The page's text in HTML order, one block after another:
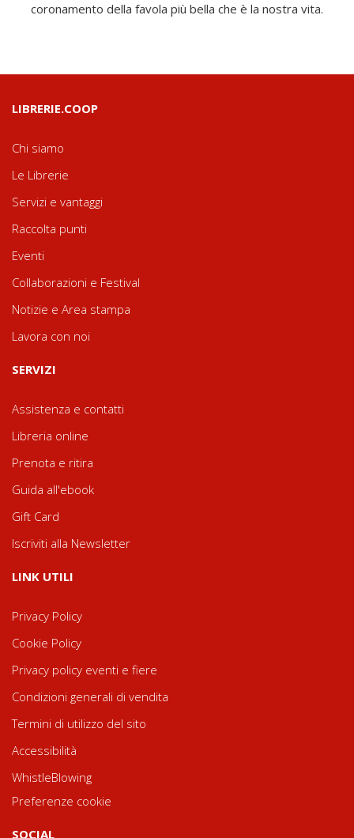
coronamento della favola più bella che è la nostra vita.
LIBRERIE.COOP
Chi siamo
Le Librerie
Servizi e vantaggi
Raccolta punti
Eventi
Collaborazioni e Festival
Notizie e Area stampa
Lavora con noi
SERVIZI
Assistenza e contatti
Libreria online
Prenota e ritira
Guida all'ebook
Gift Card
Iscriviti alla Newsletter
LINK UTILI
Privacy Policy
Cookie Policy
Privacy policy eventi e fiere
Condizioni generali di vendita
Termini di utilizzo del sito
Accessibilità
WhistleBlowing
Preferenze cookie
SOCIAL